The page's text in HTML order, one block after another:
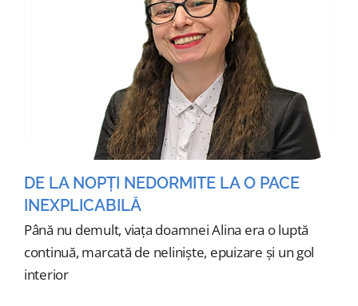
DE LA NOPȚI NEDORMITE LA O PACE
INEXPLICABILĂ
Până nu demult, viața doamnei Alina era o luptă
continuă, marcată de neliniște, epuizare și un gol
interior